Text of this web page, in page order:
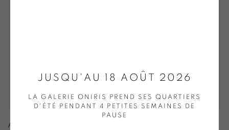
ART PARIS ART FAIR 2025
JUSQU'AU 18 AOÛT 2026
LA GALERIE ONIRIS PREND SES QUARTIERS
D'ÉTÉ PENDANT 4 PETITES SEMAINES DE
PAUSE